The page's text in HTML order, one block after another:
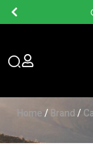
Home/Brand/